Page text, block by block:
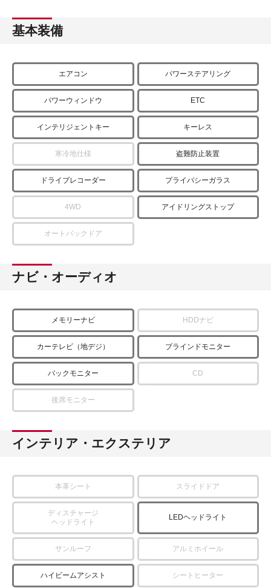
基本装備
エアコン パワーステアリング
パワーウィンドウ ETC
インテリジェントキー キーレス
寒冷地仕様 盗難防止装置
ドライブレコーダー プライバシーガラス
4WD アイドリングストップ
オートバックドア
ナビ・オーディオ
メモリーナビ HDDナビ
カーテレビ（地デジ） ブラインドモニター
バックモニター CD
後席モニター
インテリア・エクステリア
本革シート スライドドア
ディスチャージ
ヘッドライト
LEDヘッドライト
サンルーフ アルミホイール
ハイビームアシスト シートヒーター